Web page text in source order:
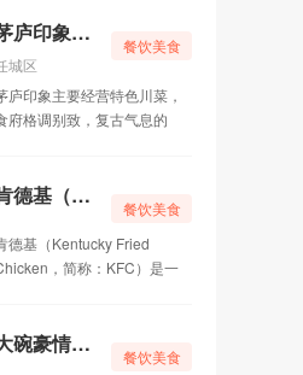
（运河城店）
07-20
生（运河城店）
情日式烧肉丼饭
12-23
餐饮美食
茅庐印象（万达店）
城区
庐印象主要经营特色川菜，
府格调别致，复古气息的
餐饮美食
肯德基（运河城店）
德基（Kentucky Fried
，简称：KFC）是一
餐饮美食
大碗豪情日式烧肉丼饭